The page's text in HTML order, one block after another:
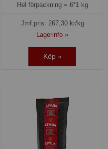
Hel förpackning = 6*1 kg
Jmf.pris: 267,30kr/kg
Lagerinfo »
Köp »